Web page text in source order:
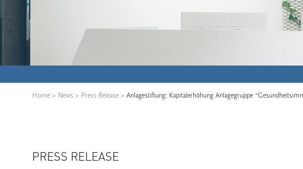
Home > News > Press Release > Anlagestiftung: Kapitalerhöhung Anlagegruppe
PRESS RELEASE